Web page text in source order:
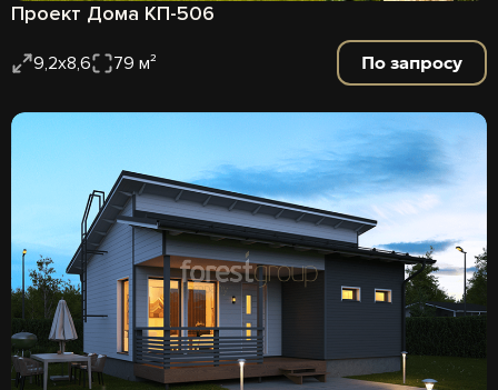
Проект Дома КП-506
9,2х8,6 79 м² По запросу